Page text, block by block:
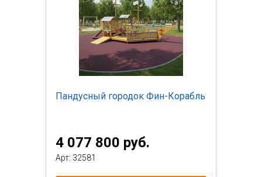
Пандусный городок Фин-Корабль
4 077 800 руб.
Арт: 32581